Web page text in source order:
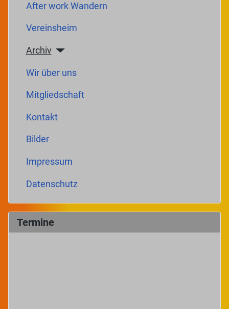
After work Wandern
Vereinsheim
Archiv
Wir über uns
Mitgliedschaft
Kontakt
Bilder
Impressum
Datenschutz
Termine